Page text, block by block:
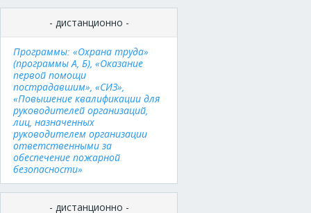
- дистанционно -
Программы: «Охрана труда»
(программы А, Б), «Оказание
первой помощи
пострадавшим», «СИЗ»,
«Повышение квалификации для
руководителей организаций,
лиц, назначенных
руководителем организации
ответственными за
обеспечение пожарной
безопасности»
- дистанционно -